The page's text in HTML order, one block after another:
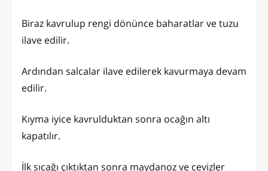
Biraz kavrulup rengi dönünce baharatlar ve tuzu
ilave edilir.
Ardından salcalar ilave edilerek kavurmaya devam
edilir.
Kıyma iyice kavrulduktan sonra ocağın altı
kapatılır.
İlk sıcağı çıktıktan sonra maydanoz ve cevizler